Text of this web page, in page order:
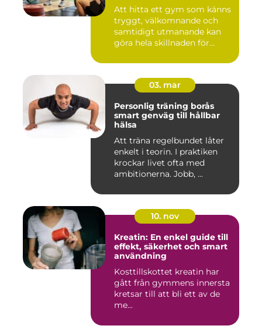
Att hitta ett gym som känns
tryggt, välkomnande och
samtidigt utmanande kan
göra hela skillnaden för...
03. mar
Personlig träning borås
smart genväg till hållbar
hälsa
Att träna regelbundet låter
enkelt i teorin. I praktiken
krockar livet ofta med
ambitionerna. Jobb, ...
10. nov
Kreatin: En enkel guide till
effekt, säkerhet och smart
användning
Kosttillskottet kreatin har
gått från gymmens innersta
kretsar till att bli ett av de
me...